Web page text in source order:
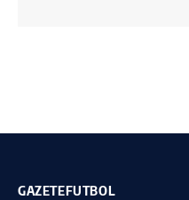
GAZETEFUTBOL